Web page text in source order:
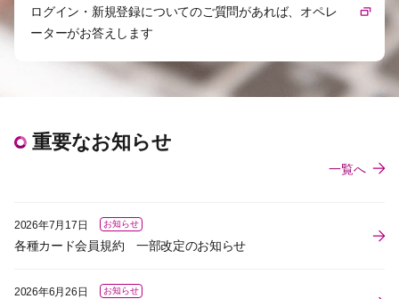
ログイン・新規登録についてのご質問があれば、オペレ
ーターがお答えします
重要なお知らせ
一覧へ
2026年7月17日 お知らせ
各種カード会員規約 一部改定のお知らせ
2026年6月26日 お知らせ